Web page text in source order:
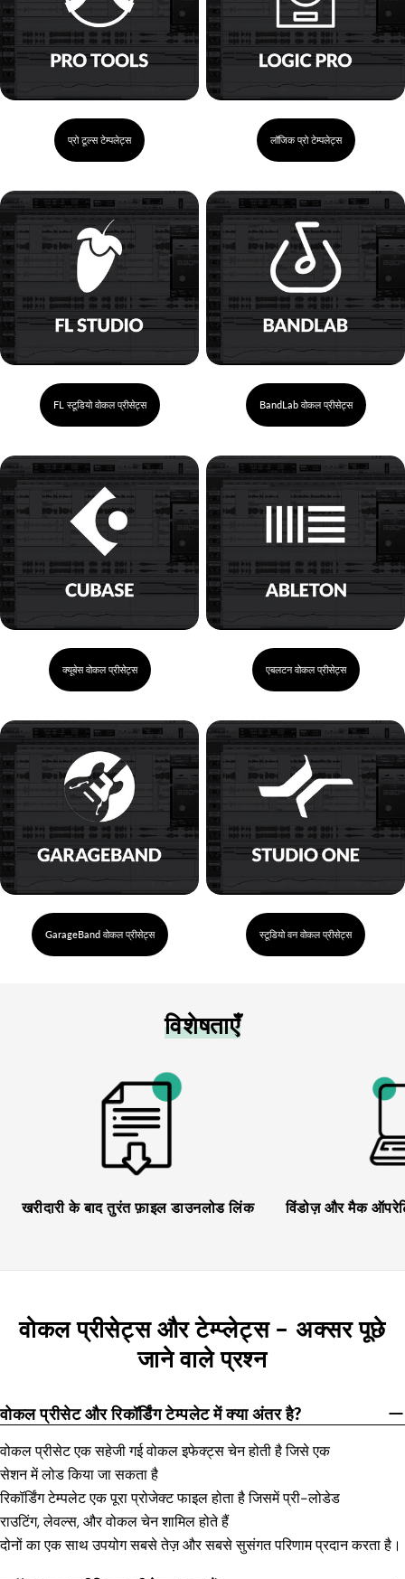
प्रो टूल्स टेम्पलेट्स लॉजिक प्रो टेम्पलेट्स
FL स्टूडियो वोकल प्रीसेट्स BandLab वोकल प्रीसेट्स
क्यूबेस वोकल प्रीसेट्स एबलटन वोकल प्रीसेट्स
GarageBand वोकल प्रीसेट्स स्टूडियो वन वोकल प्रीसेट्स
विशेषताएँ
खरीदारी के बाद तुरंत फ़ाइल डाउनलोड लिंक विंडोज़ और मैक
वोकल प्रीसेट्स और टेम्प्लेट्स – अक्सर पूछे
जाने वाले प्रश्न
वोकल प्रीसेट और रिकॉर्डिंग टेम्पलेट में क्या अंतर है?
वोकल प्रीसेट एक सहेजी गई वोकल इफेक्ट्स चेन होती है जिसे एक
सेशन में लोड किया जा सकता है
रिकॉर्डिंग टेम्पलेट एक पूरा प्रोजेक्ट फाइल होता है जिसमें प्री-लोडेड
राउटिंग, लेवल्स, और वोकल चेन शामिल होते हैं
दोनों का एक साथ उपयोग सबसे तेज़ और सबसे सुसंगत परिणाम प्रदान करता है।